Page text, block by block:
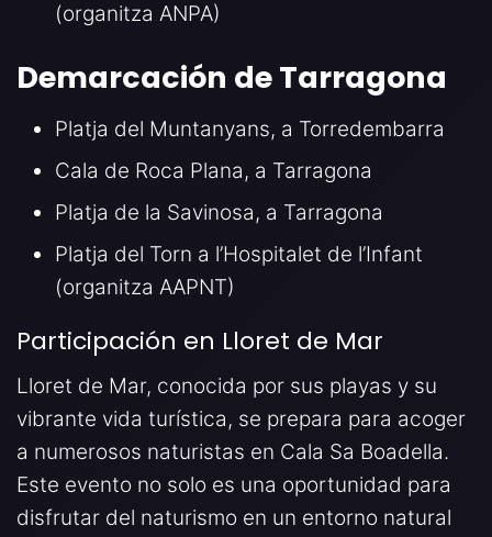
(organitza ANPA)
Demarcación de Tarragona
Platja del Muntanyans, a Torredembarra
Cala de Roca Plana, a Tarragona
Platja de la Savinosa, a Tarragona
Platja del Torn a l’Hospitalet de l’Infant
(organitza AAPNT)
Participación en Lloret de Mar
Lloret de Mar, conocida por sus playas y su
vibrante vida turística, se prepara para acoger
a numerosos naturistas en Cala Sa Boadella.
Este evento no solo es una oportunidad para
disfrutar del naturismo en un entorno natural